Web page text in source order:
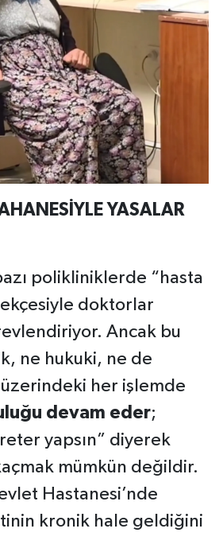
YASALAR
polikliniklerde “hasta
doktorlar
Ancak bu
ne hukuki, ne de
her işlemde
devam eder;
yapsın” diyerek
mümkün değildir.
Hastanesi’nde
kronik hale geldiğini